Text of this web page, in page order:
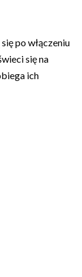
po włączeniu
się na
ich